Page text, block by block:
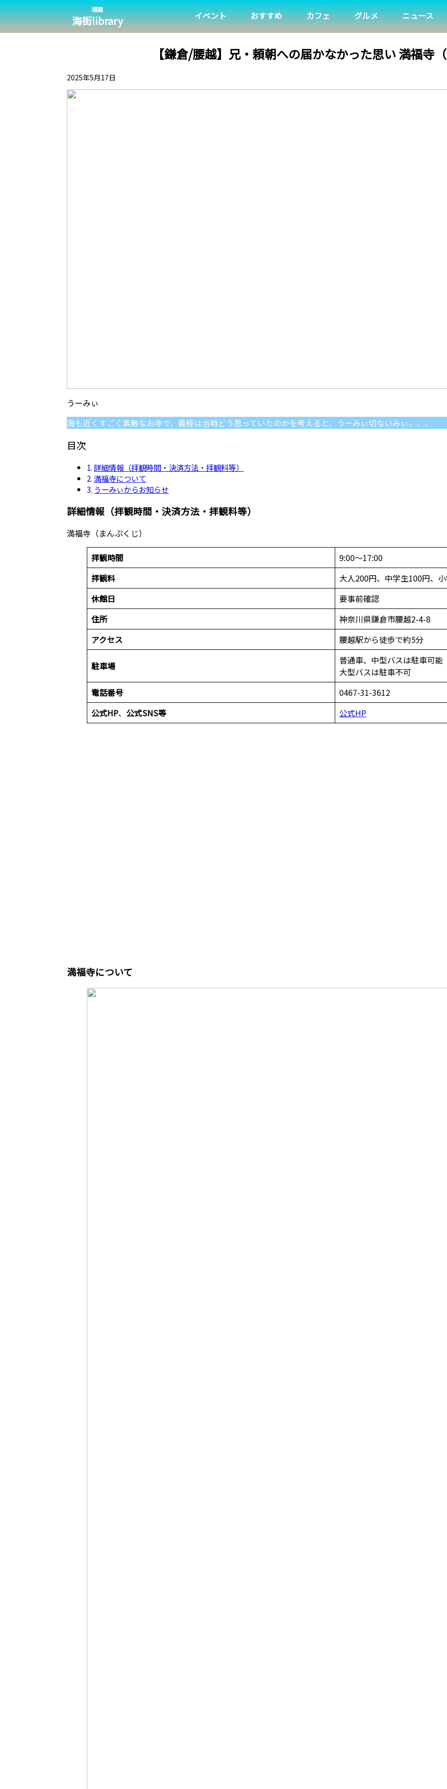
湘南
海街library イベント おすすめ カフェ グルメ ニュース
【鎌倉/腰越】兄・頼朝への届かなかった思い 満福寺（
2025年5月17日
海も近くすごく素敵なお寺で、義経は当時どう思っていたのかを考えると、うーみぃ切ないみぃ。。。
目次
詳細情報（拝観時間・決済方法・拝観料等）
満福寺について
うーみぃからお知らせ
詳細情報（拝観時間・決済方法・拝観料等）
満福寺（まんぷくじ）
拝観時間
9:00〜17:00
拝観料
大人200円、中学生100円、
休館日
要事前確認
住所
神奈川県鎌倉市腰越2-4-8
アクセス
腰越駅から徒歩で約5分
駐車場
普通車、中型バスは駐車可能
大型バスは駐車不可
電話番号
0467-31-3612
公式HP、公式SNS等 公式HP
満福寺について